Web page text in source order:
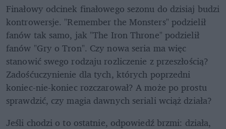
Finałowy odcinek finałowego sezonu do dzisiaj budzi
kontrowersje. "Remember the Monsters" podzielił
fanów tak samo, jak "The Iron Throne" podzielił
fanów "Gry o Tron". Czy nowa seria ma więc
stanowić swego rodzaju rozliczenie z przeszłością?
Zadośćuczynienie dla tych, których poprzedni
koniec-nie-koniec rozczarował? A może po prostu
sprawdzić, czy magia dawnych seriali wciąż działa?
Jeśli chodzi o to ostatnie, odpowiedź brzmi: działa,